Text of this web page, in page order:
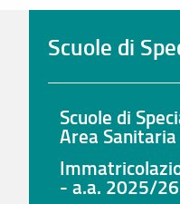
Scuole di
Scuole di
Area Sanitaria
- a.a. 2025/26